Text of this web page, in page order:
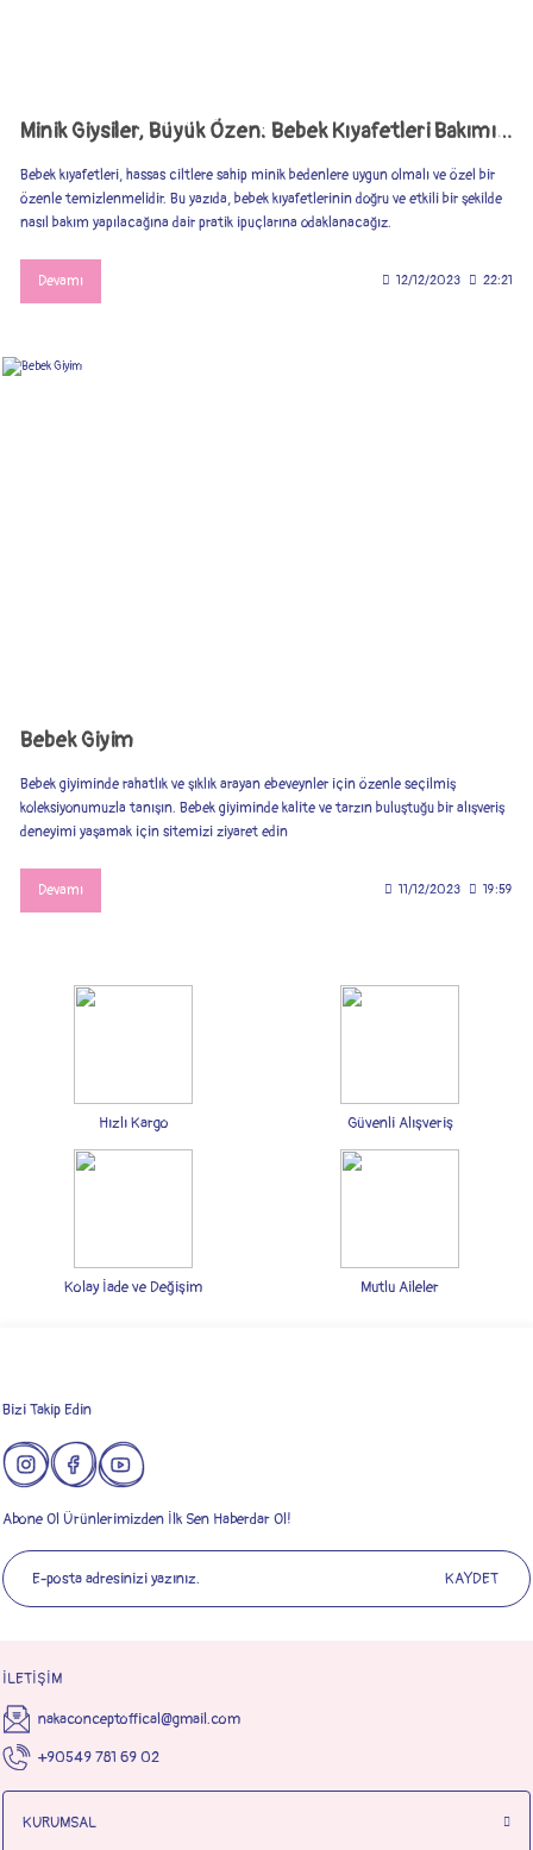
Minik Giysiler, Büyük Özen: Bebek Kıyafetleri Bakımı Rehberi
Bebek kıyafetleri, hassas ciltlere sahip minik bedenlere uygun olmalı ve özel bir
özenle temizlenmelidir. Bu yazıda, bebek kıyafetlerinin doğru ve etkili bir şekilde
nasıl bakım yapılacağına dair pratik ipuçlarına odaklanacağız.
Devamı 12/12/2023 22:21
Bebek Giyim
Bebek giyiminde rahatlık ve şıklık arayan ebeveynler için özenle seçilmiş
koleksiyonumuzla tanışın. Bebek giyiminde kalite ve tarzın buluştuğu bir alışveriş
deneyimi yaşamak için sitemizi ziyaret edin
Devamı 11/12/2023 19:59
Hızlı Kargo Güvenli Alışveriş
Kolay İade ve Değişim Mutlu Aileler
Bizi Takip Edin
Abone Ol Ürünlerimizden İlk Sen Haberdar Ol!
KAYDET
İLETİŞİM
nakaconceptoffical@gmail.com
+90549 781 69 02
KURUMSAL